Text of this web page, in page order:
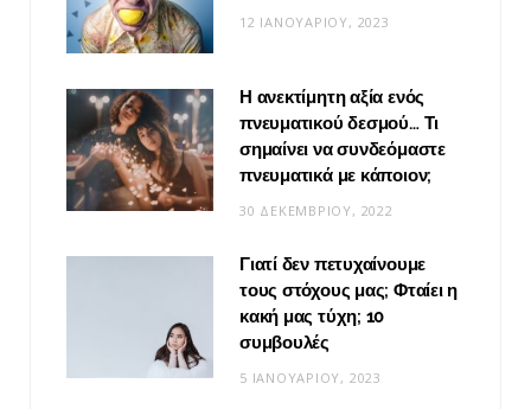
12 ΙΑΝΟΥΑΡΊΟΥ, 2023
Η ανεκτίμητη αξία ενός
πνευματικού δεσμού… Τι
σημαίνει να συνδεόμαστε
πνευματικά με κάποιον;
30 ΔΕΚΕΜΒΡΊΟΥ, 2022
Γιατί δεν πετυχαίνουμε
τους στόχους μας; Φταίει η
κακή μας τύχη; 10
συμβουλές
5 ΙΑΝΟΥΑΡΊΟΥ, 2023